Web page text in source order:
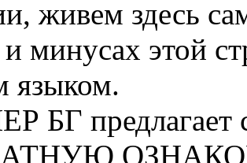
живем здесь
минусах этой
языком.
БГ предлагает